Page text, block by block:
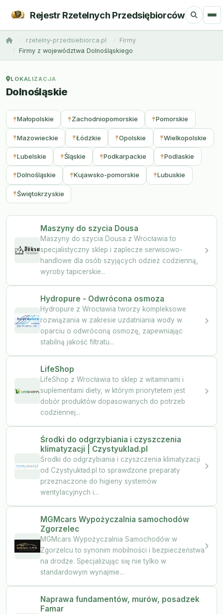
Rejestr Rzetelnych Przedsiębiorców
rzetelny-przedsiebiorca.pl
Firmy
Firmy z województwa Dolnośląskiego
LOKALIZACJA
Dolnośląskie
Małopolskie Zachodniopomorskie Pomorskie
Mazowieckie Łódzkie Opolskie Wielkopolskie
Lubelskie Śląskie Podkarpackie Podlaskie
Dolnośląskie Kujawsko-pomorskie Lubuskie
Świętokrzyskie
Maszyny do szycia Dousa
Maszyny do szycia Dousa z Wrocławia to
specjalistyczny sklep i zaplecze serwisowo-
handlowe dla osób szyjących odzież codzienną,
wyroby tapicerskie...
Hydropure - Odwrócona osmoza
Hydropure z Wrocławia tworzy kompleksowe
rozwiązania w zakresie uzdatniania wody w
oparciu o odwróconą osmozę, zapewniając
stabilną jakość filtratu...
LifeShop
LifeShop z Wrocławia to sklep z witaminami i
suplementami diety, w którym priorytetem jest
dobór produktów dopasowanych do potrzeb
codziennej...
Środki do odgrzybiania i czyszczenia
klimatyzacji | Czystyuklad.pl
Środki do odgrzybiania i czyszczenia klimatyzacji
od Czystyukład.pl to sprawdzone preparaty
przeznaczone do higieny systemów
wentylacyjnych i...
MGMcars Wypożyczalnia samochodów
Zgorzelec
MGMcars Wypożyczalnia Samochodów w
Zgorzelcu to synonim mobilności i bezpieczeństwa
na drodze. Specjalizując się nie tylko w
standardowym wynajmie...
Naprawa fundamentów, murów, posadzek
Famar